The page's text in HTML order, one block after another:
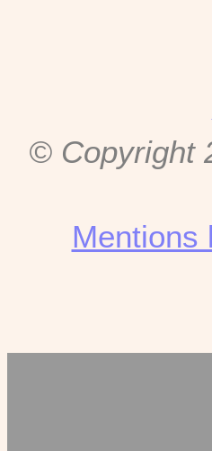
© Copyright
Mentions